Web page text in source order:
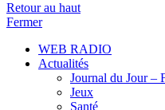
Retour au haut
Fermer
WEB RADIO
Actualités
Journal du Jour –
Jeux
Santé